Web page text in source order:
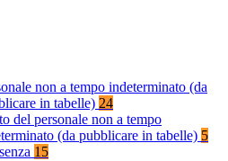
non a tempo indeterminato (da
in tabelle) 24
del personale non a tempo
(da pubblicare in tabelle) 5
15